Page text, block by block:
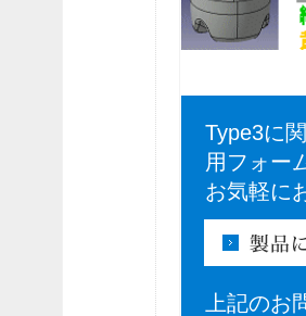
Type3に
用フォー
お気軽に
上記の